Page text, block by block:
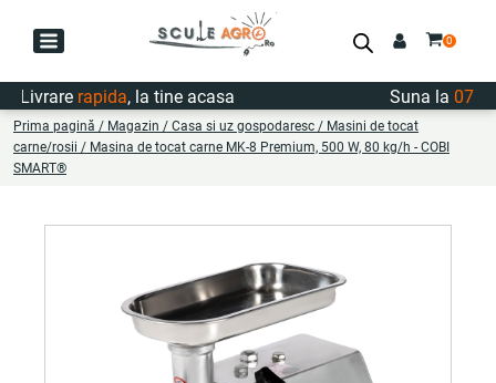
rapida, la tine acasa Suna la
Prima pagină / Magazin / Casa si uz gospodaresc / Masini de tocat
carne/rosii / Masina de tocat carne MK-8 Premium, 500 W, 80 kg/h - COBI
SMART®